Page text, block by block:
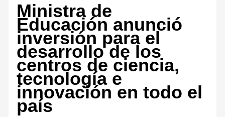
Ministra de
Educación anunció
inversión para el
desarrollo de los
centros de ciencia,
tecnología e
innovación en todo el
país